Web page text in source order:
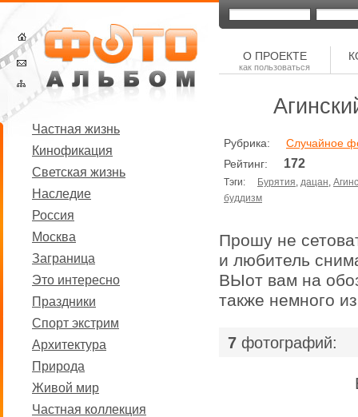
Частная жизнь
Кинофикация
Светская жизнь
Наследие
Россия
Москва
Заграница
Это интересно
Праздники
Спорт экстрим
Архитектура
Природа
Живой мир
Частная коллекция
О ПРОЕКТЕ
как пользоваться
Рубрика: Случайное
Рейтинг: 172
Тэги: Бурятия, дацан,
буддизм
Прошу не
и любитель
ВЫот вам на
также немного
7 фотографий: